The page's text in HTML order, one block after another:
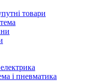
товари
і пневматика